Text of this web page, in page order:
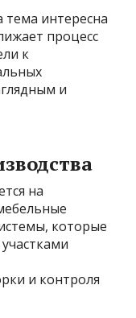
интересна
процесс
к
и
на
которые
и контроля